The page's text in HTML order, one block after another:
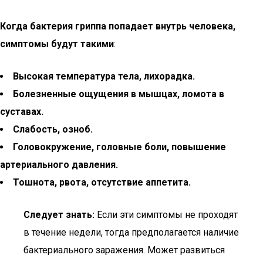
Когда бактерия гриппа попадает внутрь человека,
симптомы будут такими:
Высокая температура тела, лихорадка.
Болезненные ощущения в мышцах, ломота в
суставах.
Слабость, озноб.
Головокружение, головные боли, повышение
артериального давления.
Тошнота, рвота, отсутствие аппетита.
Следует знать: Если эти симптомы не проходят
в течение недели, тогда предполагается наличие
бактериального заражения. Может развиться